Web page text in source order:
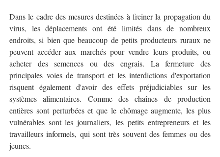
Dans le cadre des mesures destinées à freiner la propagation du
virus, les déplacements ont été limités dans de nombreux
endroits, si bien que beaucoup de petits producteurs ruraux ne
peuvent accéder aux marchés pour vendre leurs produits, ou
acheter des semences ou des engrais. La fermeture des
principales voies de transport et les interdictions d'exportation
risquent également d'avoir des effets préjudiciables sur les
systèmes alimentaires. Comme des chaînes de production
entières sont perturbées et que le chômage augmente, les plus
vulnérables sont les journaliers, les petits entrepreneurs et les
travailleurs informels, qui sont très souvent des femmes ou des
jeunes.